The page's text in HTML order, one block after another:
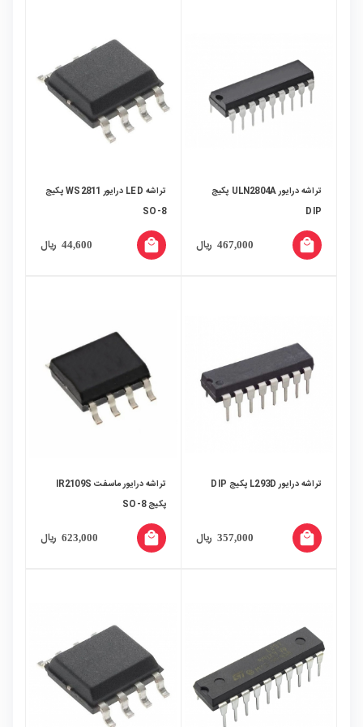
تراشه درایور ULN2804A پکیج
DIP
467,000 ریال local_mall
تراشه LED درایور WS2811 پکیج
SO-8
44,600 ریال local_mall
تراشه درایور L293D پکیج DIP
357,000 ریال local_mall
تراشه درایور ماسفت IR2109S
پکیج SO-8
623,000 ریال local_mall